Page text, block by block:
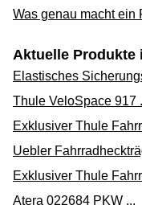
Was genau macht
Aktuelle Produkte
Elastisches
Thule VeloSpace 917
Exklusiver Thule
Uebler
Exklusiver Thule
Atera 022684 PKW ...